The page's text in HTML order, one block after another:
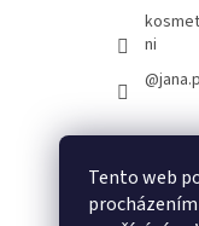
Tento web
ni